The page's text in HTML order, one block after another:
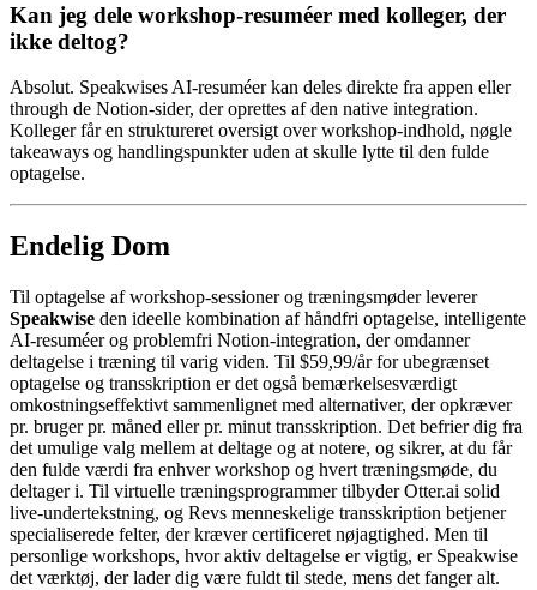
Kan jeg dele workshop-resuméer med kolleger, der
ikke deltog?
Absolut. Speakwises AI-resuméer kan deles direkte fra appen eller
through de Notion-sider, der oprettes af den native integration.
Kolleger får en struktureret oversigt over workshop-indhold, nøgle
takeaways og handlingspunkter uden at skulle lytte til den fulde
optagelse.
Endelig Dom
Til optagelse af workshop-sessioner og træningsmøder leverer
Speakwise den ideelle kombination af håndfri optagelse, intelligente
AI-resuméer og problemfri Notion-integration, der omdanner
deltagelse i træning til varig viden. Til $59,99/år for ubegrænset
optagelse og transskription er det også bemærkelsesværdigt
omkostningseffektivt sammenlignet med alternativer, der opkræver
pr. bruger pr. måned eller pr. minut transskription. Det befrier dig fra
det umulige valg mellem at deltage og at notere, og sikrer, at du får
den fulde værdi fra enhver workshop og hvert træningsmøde, du
deltager i. Til virtuelle træningsprogrammer tilbyder Otter.ai solid
live-undertekstning, og Revs menneskelige transskription betjener
specialiserede felter, der kræver certificeret nøjagtighed. Men til
personlige workshops, hvor aktiv deltagelse er vigtig, er Speakwise
det værktøj, der lader dig være fuldt til stede, mens det fanger alt.